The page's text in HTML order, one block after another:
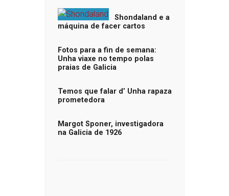
Shondaland e a
máquina de facer cartos
Fotos para a fin de semana:
Unha viaxe no tempo polas
praias de Galicia
Temos que falar d’ Unha rapaza
prometedora
Margot Sponer, investigadora
na Galicia de 1926